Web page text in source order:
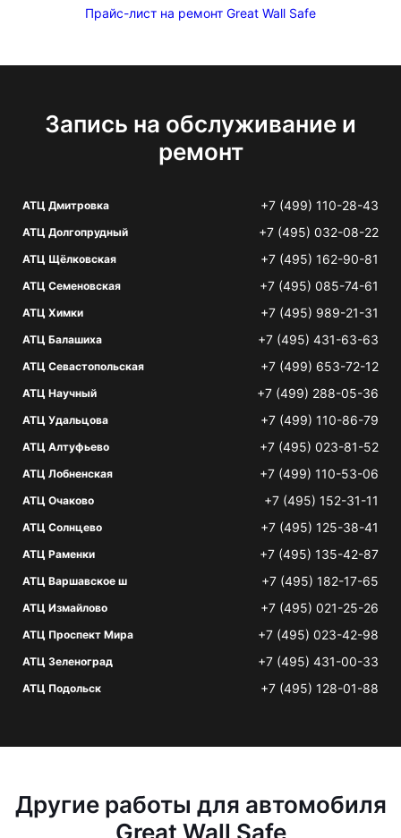
Прайс-лист на ремонт Great Wall Safe
Запись на обслуживание и
ремонт
АТЦ Дмитровка +7 (499) 110-28-43
АТЦ Долгопрудный +7 (495) 032-08-22
АТЦ Щёлковская +7 (495) 162-90-81
АТЦ Семеновская +7 (495) 085-74-61
АТЦ Химки +7 (495) 989-21-31
АТЦ Балашиха +7 (495) 431-63-63
АТЦ Севастопольская +7 (499) 653-72-12
АТЦ Научный +7 (499) 288-05-36
АТЦ Удальцова +7 (499) 110-86-79
АТЦ Алтуфьево +7 (495) 023-81-52
АТЦ Лобненская +7 (499) 110-53-06
АТЦ Очаково +7 (495) 152-31-11
АТЦ Солнцево +7 (495) 125-38-41
АТЦ Раменки +7 (495) 135-42-87
АТЦ Варшавское ш +7 (495) 182-17-65
АТЦ Измайлово +7 (495) 021-25-26
АТЦ Проспект Мира +7 (495) 023-42-98
АТЦ Зеленоград +7 (495) 431-00-33
АТЦ Подольск +7 (495) 128-01-88
Другие работы для автомобиля
Great Wall Safe